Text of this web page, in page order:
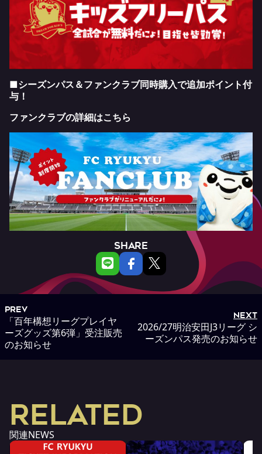
■シーズンパス＆ファンクラブ同時購入で追加ポイント付
与！
ファンクラブの詳細はこちら
SHARE
PREV
「百年構想リーグプレイヤ
ーズグッズ第6弾」受注販売
のお知らせ
NEXT
2026/27明治安田J3リーグ シ
ーズンパス発売のお知らせ
RELATED
関連NEWS